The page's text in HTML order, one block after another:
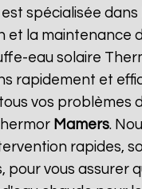
spécialisée dans
et la maintenance
eau solaire
rapidement et
vos problèmes
Mamers.
rapides,
pour vous assurer